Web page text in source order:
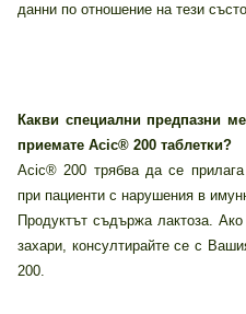
данни по отношение на тези
Какви специални предпазни
приемате Acic® 200 таблетки?
Acic® 200 трябва да се
при пациенти с нарушения в
Продуктът съдържа лактоза.
захари, консултирайте се с
200.